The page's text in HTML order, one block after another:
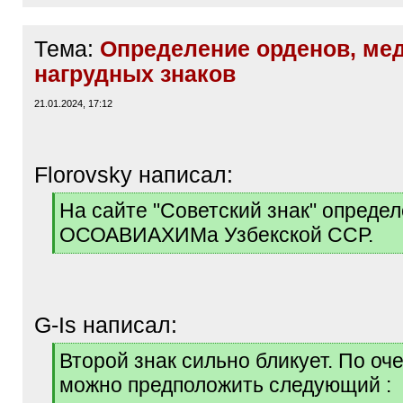
человек.
Подскажите, что моно узнать по
куда "копать" дальше..
Тема:Определение орденов,
нагрудных знаков
Florovsky написал:
[
q
На сайте "Советский знак"